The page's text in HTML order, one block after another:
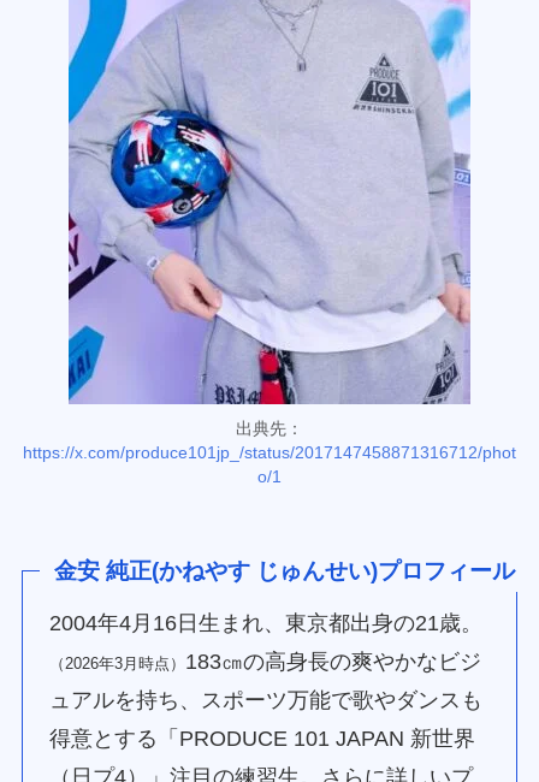
出典先：
https://x.com/produce101jp_/status/2017147458871316712/phot
o/1
金安 純正(かねやす じゅんせい)プロフィール
2004年4月16日生まれ、東京都出身の21歳。
（2026年3月時点） 183㎝の高身長の爽やかなビジ
ュアルを持ち、スポーツ万能で歌やダンスも
得意とする「PRODUCE 101 JAPAN 新世界